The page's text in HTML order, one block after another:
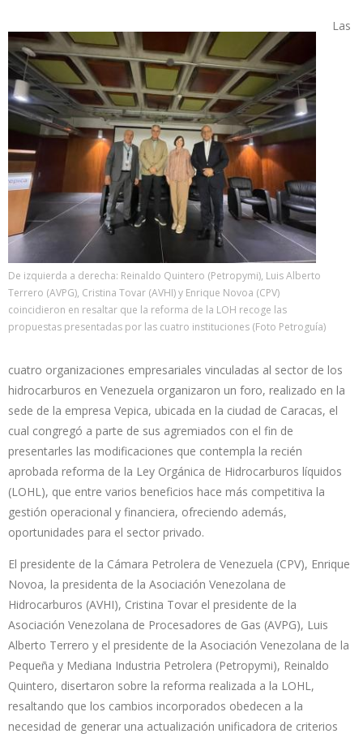
De izquierda a derecha: Reinaldo Quintero (Petropymi), Luis Alberto
Terrero (AVPG), Cristina Tovar (AVHI) y Enrique Novoa (CPV)
coincidieron en resaltar que la reforma de la LOH recoge las
propuestas presentadas por las cuatro instituciones (Foto Petroguía)
Las
cuatro organizaciones empresariales vinculadas al sector de los
hidrocarburos en Venezuela organizaron un foro, realizado en la
sede de la empresa Vepica, ubicada en la ciudad de Caracas, el
cual congregó a parte de sus agremiados con el fin de
presentarles las modificaciones que contempla la recién
aprobada reforma de la Ley Orgánica de Hidrocarburos líquidos
(LOHL), que entre varios beneficios hace más competitiva la
gestión operacional y financiera, ofreciendo además,
oportunidades para el sector privado.
El presidente de la Cámara Petrolera de Venezuela (CPV), Enrique
Novoa, la presidenta de la Asociación Venezolana de
Hidrocarburos (AVHI), Cristina Tovar el presidente de la
Asociación Venezolana de Procesadores de Gas (AVPG), Luis
Alberto Terrero y el presidente de la Asociación Venezolana de la
Pequeña y Mediana Industria Petrolera (Petropymi), Reinaldo
Quintero, disertaron sobre la reforma realizada a la LOHL,
resaltando que los cambios incorporados obedecen a la
necesidad de generar una actualización unificadora de criterios